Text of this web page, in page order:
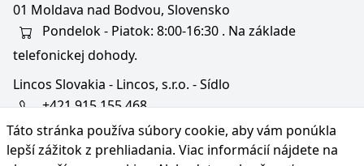
Táto stránka používa súbory cookie, aby vám ponúkla
lepší zážitok z prehliadania. Viac informácií nájdete na
01 Moldava nad Bodvou, Slovensko
Pondelok - Piatok: 8:00-16:30 . Na základe
telefonickej dohody.
Lincos Slovakia - Lincos, s.r.o. - Sídlo
+421 915 155 468
+36/30 343 6714
bratislava@lincos.sk